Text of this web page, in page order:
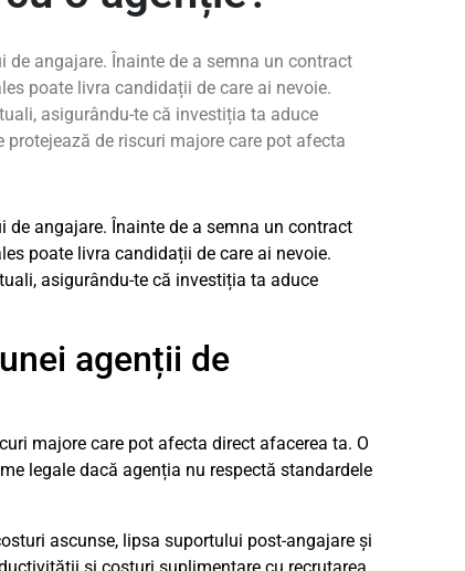
angajare. Înainte de a semna un contract
poate livra candidații de care ai nevoie.
asigurându-te că investiția ta aduce
de riscuri majore care pot afecta
angajare. Înainte de a semna un contract
poate livra candidații de care ai nevoie.
asigurându-te că investiția ta aduce
agenții de
majore care pot afecta direct afacerea ta. O
legale dacă agenția nu respectă standardele
ascunse, lipsa suportului post-angajare și